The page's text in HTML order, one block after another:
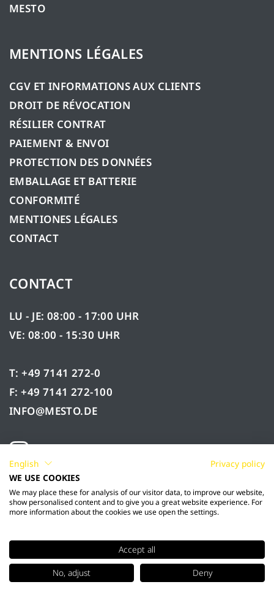
MESTO
MENTIONS LÉGALES
CGV ET INFORMATIONS AUX CLIENTS
DROIT DE RÉVOCATION
RÉSILIER CONTRAT
PAIEMENT & ENVOI
PROTECTION DES DONNÉES
EMBALLAGE ET BATTERIE
CONFORMITÉ
MENTIONES LÉGALES
CONTACT
CONTACT
LU - JE: 08:00 - 17:00 UHR
VE: 08:00 - 15:30 UHR
T: +49 7141 272-0
F: +49 7141 272-100
INFO@MESTO.DE
© 2026 Mesto Spritzenfabrik Ernst Stockburger
GmbH
English
Privacy policy
WE USE COOKIES
We may place these for analysis of our visitor data, to improve our website,
show personalised content and to give you a great website experience. For
more information about the cookies we use open the settings.
Accept all
No, adjust
Deny